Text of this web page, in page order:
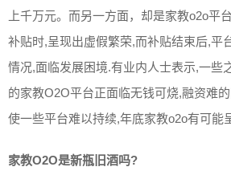
上千万元。而另一方面，却是家教o2o平
补贴时,呈现出虚假繁荣,而补贴结束后,平
情况,面临发展困境.有业内人士表示,一些
的家教O2O平台正面临无钱可烧,融资难
使一些平台难以持续,年底家教o2o有可能
家教O2O是新瓶旧酒吗?